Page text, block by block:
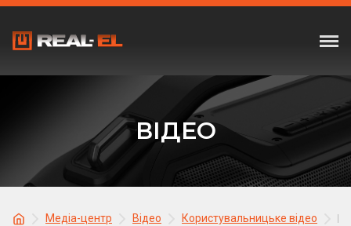
ВІДЕО
Медіа-центр Відео Користувальницьке відео